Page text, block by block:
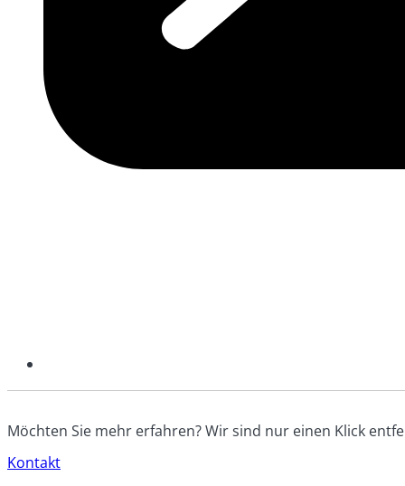
Möchten Sie mehr erfahren? Wir sind nur einen Klick
Kontakt